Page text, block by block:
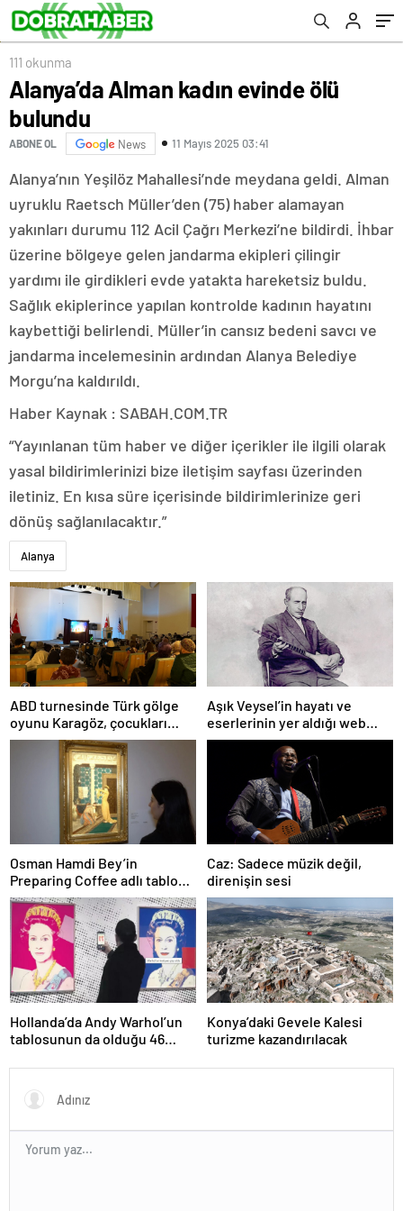
111 okunma
Alanya’da Alman kadın evinde ölü
bulundu
ABONE OL News 11 Mayıs 2025 03:41
Alanya’nın Yeşilöz Mahallesi’nde meydana geldi. Alman
uyruklu Raetsch Müller’den (75) haber alamayan
yakınları durumu 112 Acil Çağrı Merkezi’ne bildirdi. İhbar
üzerine bölgeye gelen jandarma ekipleri çilingir
yardımı ile girdikleri evde yatakta hareketsiz buldu.
Sağlık ekiplerince yapılan kontrolde kadının hayatını
kaybettiği belirlendi. Müller’in cansız bedeni savcı ve
jandarma incelemesinin ardından Alanya Belediye
Morgu’na kaldırıldı.
Haber Kaynak : SABAH.COM.TR
“Yayınlanan tüm haber ve diğer içerikler ile ilgili olarak
yasal bildirimlerinizi bize iletişim sayfası üzerinden
iletiniz. En kısa süre içerisinde bildirimlerinize geri
dönüş sağlanılacaktır.”
Alanya
ABD turnesinde Türk gölge
oyunu Karagöz, çocukları
büyüledi
Aşık Veysel’in hayatı ve
eserlerinin yer aldığı web
portalı hizmete girdi
Osman Hamdi Bey’in
Preparing Coffee adlı tablosu
75 milyon liraya satışa
sunuldu
Caz: Sadece müzik değil,
direnişin sesi
Hollanda’da Andy Warhol’un
tablosunun da olduğu 46
Konya’daki Gevele Kalesi
turizme kazandırılacak